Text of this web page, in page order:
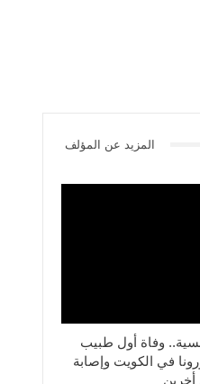
المزيد عن المؤلف
وفاة أول طبيب
في الكويت وإصابة